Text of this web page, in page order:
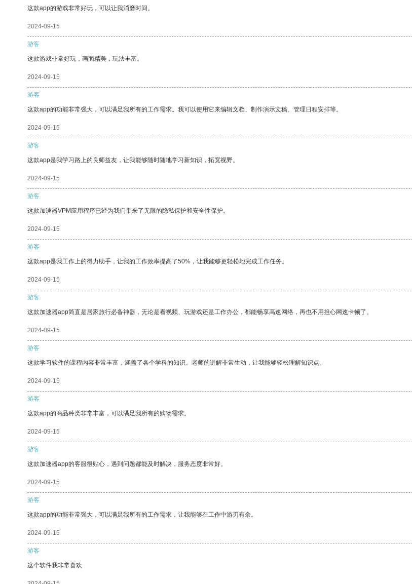
这款app的游戏非常好玩，可以让我消磨时间。
2024-09-15
游客
这款游戏非常好玩，画面精美，玩法丰富。
2024-09-15
游客
这款app的功能非常强大，可以满足我所有的工作需求。我可以使用它来编辑文档、制作演示文稿、管理日程安排等。
2024-09-15
游客
这款app是我学习路上的良师益友，让我能够随时随地学习新知识，拓宽视野。
2024-09-15
游客
这款加速器VPM应用程序已经为我们带来了无限的隐私保护和安全性保护。
2024-09-15
游客
这款app是我工作上的得力助手，让我的工作效率提高了50%，让我能够更轻松地完成工作任务。
2024-09-15
游客
这款加速器app简直是居家旅行必备神器，无论是看视频、玩游戏还是工作办公，都能畅享高速网络，再也不用担心网速卡顿了。
2024-09-15
游客
这款学习软件的课程内容非常丰富，涵盖了各个学科的知识。老师的讲解非常生动，让我能够轻松理解知识点。
2024-09-15
游客
这款app的商品种类非常丰富，可以满足我所有的购物需求。
2024-09-15
游客
这款加速器app的客服很贴心，遇到问题都能及时解决，服务态度非常好。
2024-09-15
游客
这款app的功能非常强大，可以满足我所有的工作需求，让我能够在工作中游刃有余。
2024-09-15
游客
这个软件我非常喜欢